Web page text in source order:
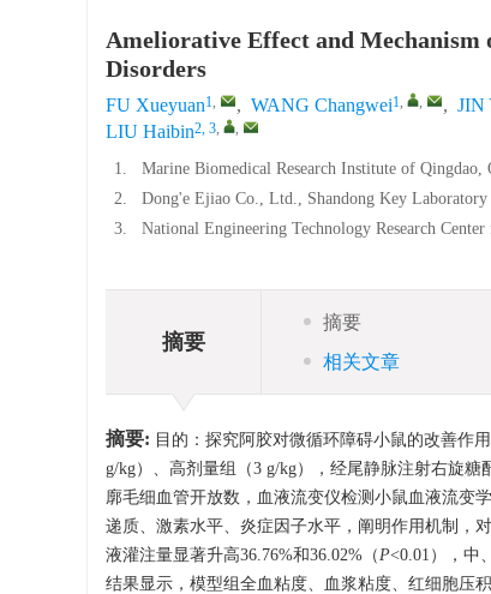
Ameliorative Effect and
Disorders
FU Xueyuan1, , WANG Changwei1, , , JIN
LIU Haibin2, 3, ,
1.
Marine Biomedical Research Institute of Qingdao,
2.
Dong'e Ejiao Co., Ltd., Shandong Key
3.
National Engineering Technology Research
摘要
摘要
相关文章
摘要: 目的：探究阿胶对微循环障碍小鼠的改善作
g/kg）、高剂量组（3 g/kg），经尾静脉注射右旋
廓毛细血管开放数，血液流变仪检测小鼠血液流变
递质、激素水平、炎症因子水平，阐明作用机制，
液灌注量显著升高36.76%和36.02%（P<0.01），中
结果显示，模型组全血粘度、血浆粘度、红细胞压